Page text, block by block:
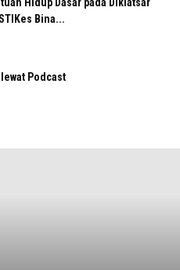
Bina...
Podcast